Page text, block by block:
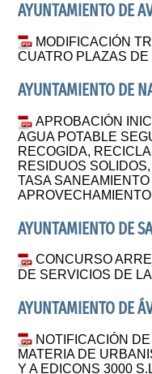
AYUNTAMIENTO DE
MODIFICACIÓN
CUATRO PLAZAS
AYUNTAMIENTO DE
APROBACIÓN
AGUA POTABLE
RECOGIDA,
RESIDUOS
TASA
AYUNTAMIENTO DE
CONCURSO
DE SERVICIOS DE
AYUNTAMIENTO DE
NOTIFICACIÓN
MATERIA DE
Y A EDICONS 3000